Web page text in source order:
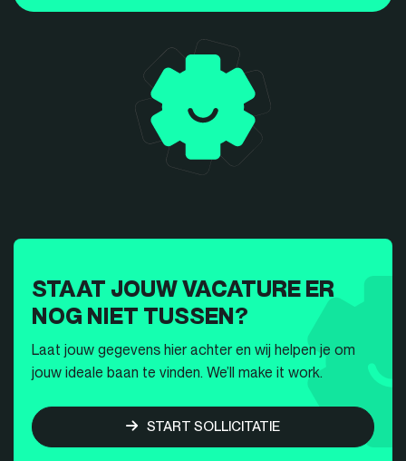
STAAT JOUW VACATURE ER
NOG NIET TUSSEN?
Laat jouw gegevens hier achter en wij helpen je om
jouw ideale baan te vinden. We’ll make it work.
START SOLLICITATIE